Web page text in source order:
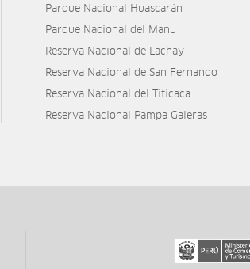
Parque Nacional Huascarán
Parque Nacional del Manu
Reserva Nacional de Lachay
Reserva Nacional de San Fernando
Reserva Nacional del Titicaca
Reserva Nacional Pampa Galeras